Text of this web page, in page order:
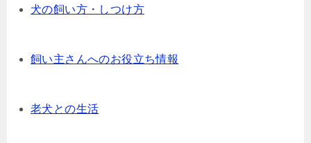
犬の飼い方・しつけ方
飼い主さんへのお役立ち情報
老犬との生活